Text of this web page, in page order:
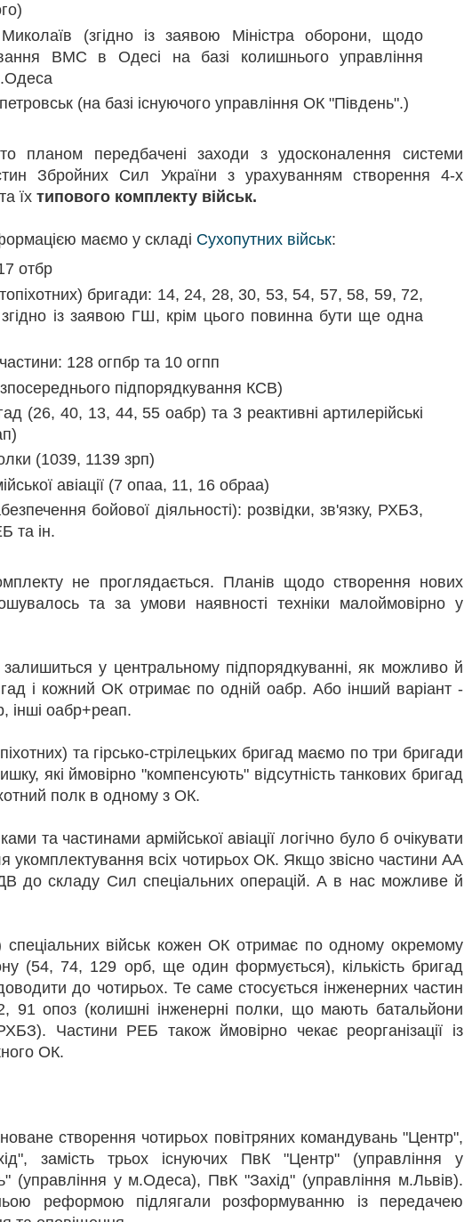
(згідно із заявою Міністра оборони, щодо
ВМС в Одесі на базі колишнього управління
(на базі існуючого управління ОК "Південь".)
планом передбачені заходи з удосконалення системи
Збройних Сил України з урахуванням створення 4-х
їх типового комплекту військ.
маємо у складі Сухопутних військ:
отбр
бригади: 14, 24, 28, 30, 53, 54, 57, 58, 59, 72,
із заявою ГШ, крім цього повинна бути ще одна
частини: 128 огпбр та 10 огпп
підпорядкування КСВ)
(26, 40, 13, 44, 55 оабр) та 3 реактивні артилерійські
(1039, 1139 зрп)
авіації (7 опаа, 11, 16 обраа)
бойової діяльності): розвідки, зв'язку, РХБЗ,
та ін.
не проглядається. Планів щодо створення нових
та за умови наявності техніки малоймовірно у
залишиться у центральному підпорядкуванні, як можливо й
і кожний ОК отримає по одній оабр. Або інший варіант -
інші оабр+реап.
та гірсько-стрілецьких бригад маємо по три бригади
які ймовірно "компенсують" відсутність танкових бригад
полк в одному з ОК.
та частинами армійської авіації логічно було б очікувати
укомплектування всіх чотирьох ОК. Якщо звісно частини АА
до складу Сил спеціальних операцій. А в нас можливе й
військ кожен ОК отримає по одному окремому
(54, 74, 129 орб, ще один формується), кількість бригад
до чотирьох. Те саме стосується інженерних частин
91 опоз (колишні інженерні полки, що мають батальйони
Частини РЕБ також ймовірно чекає реорганізації із
ОК.
створення чотирьох повітряних командувань "Центр",
замість трьох існуючих ПвК "Центр" (управління у
(управління у м.Одеса), ПвК "Захід" (управління м.Львів).
реформою підлягали розформуванню із передачею